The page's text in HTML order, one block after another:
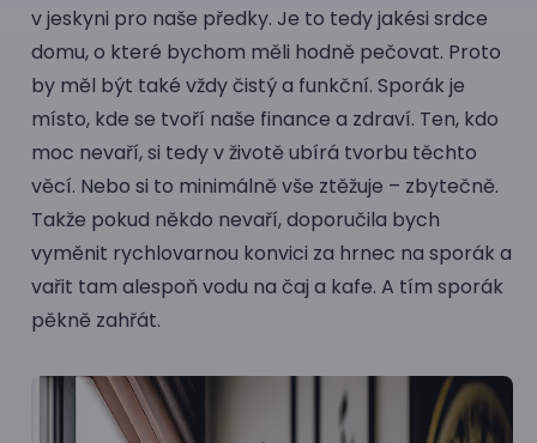
v jeskyni pro naše předky. Je to tedy jakési srdce
domu, o které bychom měli hodně pečovat. Proto
by měl být také vždy čistý a funkční. Sporák je
místo, kde se tvoří naše finance a zdraví. Ten, kdo
moc nevaří, si tedy v životě ubírá tvorbu těchto
věcí. Nebo si to minimálně vše ztěžuje – zbytečně.
Takže pokud někdo nevaří, doporučila bych
vyměnit rychlovarnou konvici za hrnec na sporák a
vařit tam alespoň vodu na čaj a kafe. A tím sporák
pěkně zahřát.